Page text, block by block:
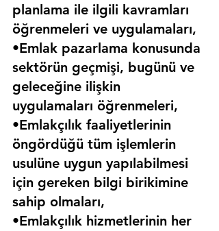
planlama ile ilgili kavramları
öğrenmeleri ve uygulamaları,
•Emlak pazarlama konusunda
sektörün geçmişi, bugünü ve
geleceğine ilişkin
uygulamaları öğrenmeleri,
•Emlakçılık faaliyetlerinin
öngördüğü tüm işlemlerin
usulüne uygun yapılabilmesi
için gereken bilgi birikimine
sahip olmaları,
•Emlakçılık hizmetlerinin her